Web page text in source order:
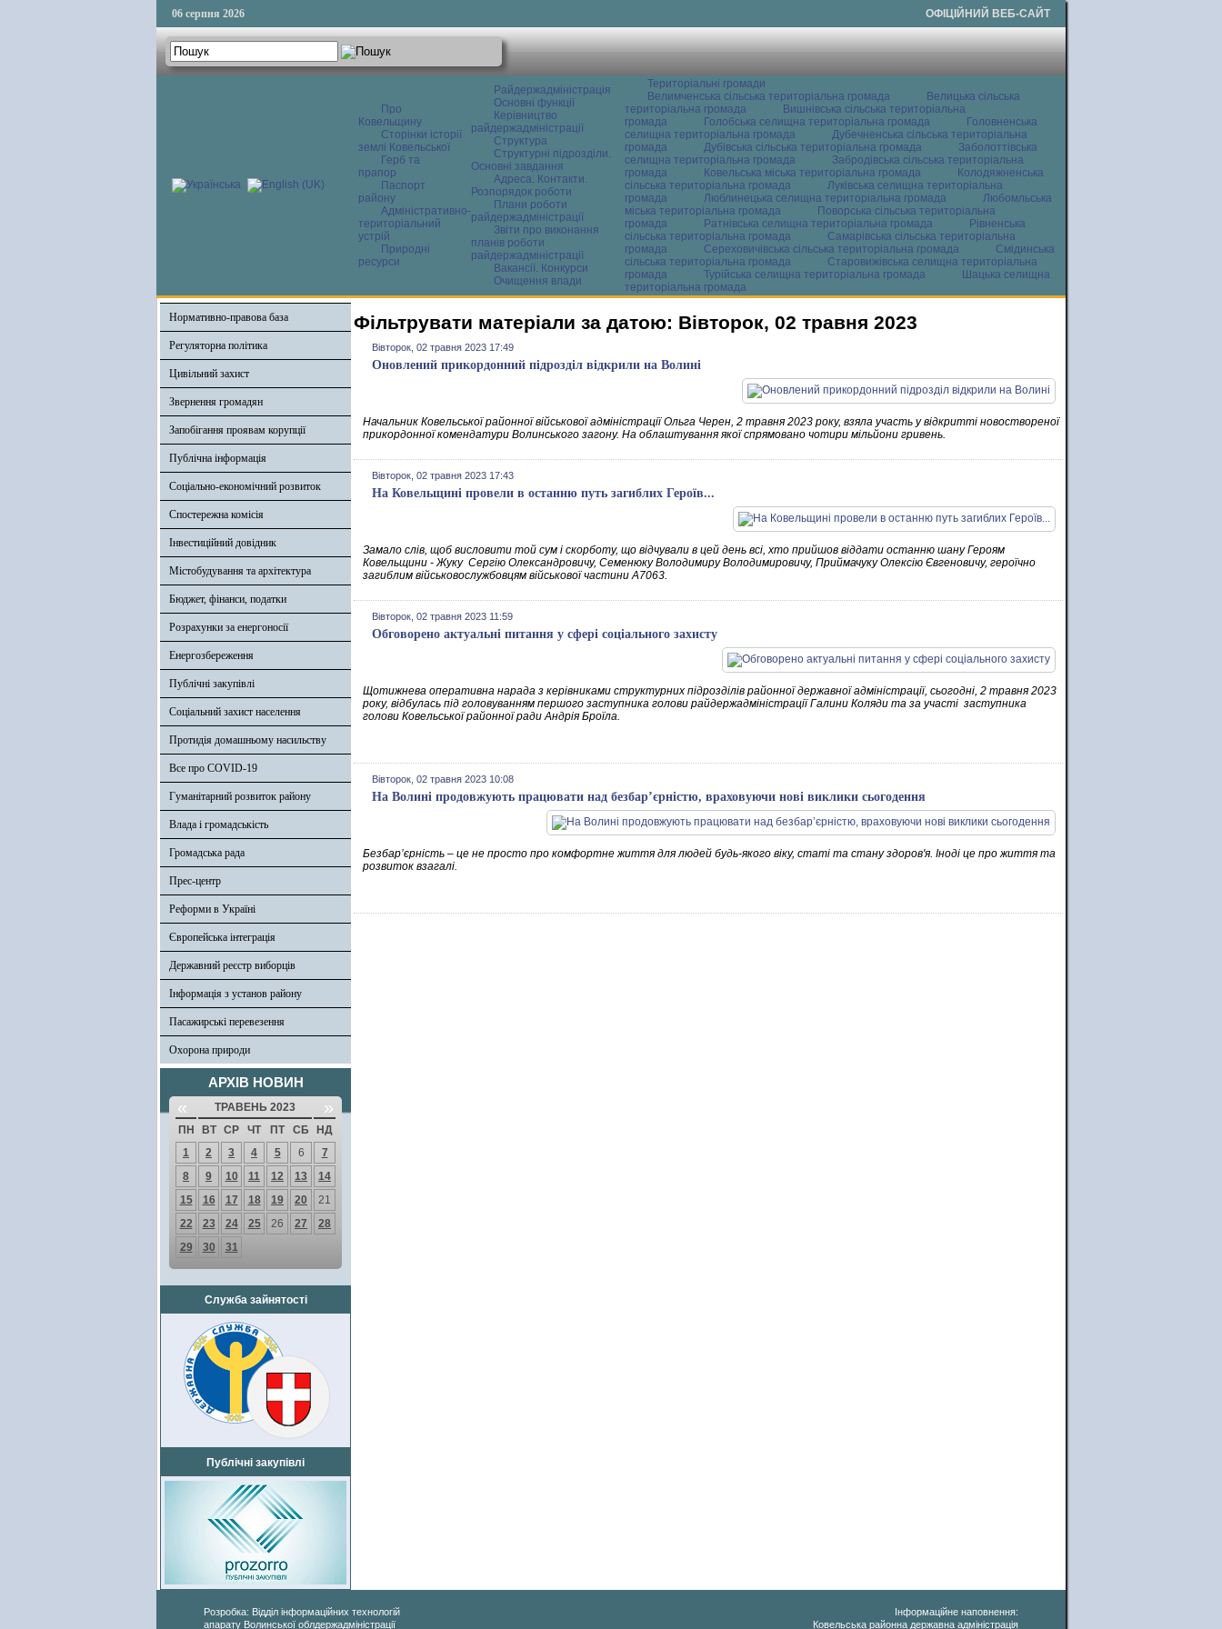
06 серпня 2026 ОФІЦІЙНИЙ ВЕБ-САЙТ
Про
Ковельщину
Сторінки історії
землі Ковельської
Герб та
прапор
Паспорт
району
Адміністративно-
територіальний
устрій
Природні
ресурси
Райдержадміністрація
Основні функції
Керівництво
райдержадміністрації
Структура
Структурні підрозділи.
Основні завдання
Адреса. Контакти.
Розпорядок роботи
Плани роботи
райдержадміністрації
Звіти про виконання
планів роботи
райдержадміністрації
Вакансії. Конкурси
Очищення влади
Територіальні громади
Велимченська сільська територіальна громада
Велицька сільська
територіальна громада
Вишнівська сільська територіальна
громада
Голобська селищна територіальна громада
Головненська
селищна територіальна громада
Дубечненська сільська територіальна
громада
Дубівська сільська територіальна громада
Заболоттівська
селищна територіальна громада
Забродівська сільська територіальна
громада
Ковельська міська територіальна громада
Колодяжненська
сільська територіальна громада
Луківська селищна територіальна
громада
Люблинецька селищна територіальна громада
Любомльська
міська територіальна громада
Поворська сільська територіальна
громада
Ратнівська селищна територіальна громада
Рівненська
сільська територіальна громада
Самарівська сільська територіальна
громада
Сереховичівська сільська територіальна громада
Смідинська
сільська територіальна громада
Старовижівська селищна територіальна
громада
Турійська селищна територіальна громада
Шацька селищна
територіальна громада
Нормативно-правова база
Регуляторна політика
Цивільний захист
Звернення громадян
Запобігання проявам корупції
Публічна інформація
Соціально-економічний розвиток
Спостережна комісія
Інвестиційний довідник
Містобудування та архітектура
Бюджет, фінанси, податки
Розрахунки за енергоносії
Енергозбереження
Публічні закупівлі
Соціальний захист населення
Протидія домашньому насильству
Все про COVID-19
Гуманітарний розвиток району
Влада і громадськість
Громадська рада
Прес-центр
Реформи в Україні
Європейська інтеграція
Державний реєстр виборців
Інформація з установ району
Пасажирські перевезення
Охорона природи
АРХІВ НОВИН
« ТРАВЕНЬ 2023 »
ПН ВТ СР ЧТ ПТ СБ
НД
1
2 3 4 5 6
7
8
9 10 11 12 13
14
15
16 17 18 19 20
21
22
23 24 25 26 27
28
29
30 31
Служба зайнятості
Публічні закупівлі
Фільтрувати матеріали за датою: Вівторок, 02 травня 2023
Вівторок, 02 травня 2023 17:49
Оновлений прикордонний підрозділ відкрили на Волині
Начальник Ковельської районної військової адміністрації Ольга Черен, 2 травня 2023 року, взяла участь у відкритті новоствореної
прикордонної комендатури Волинського загону. На облаштування якої спрямовано чотири мільйони гривень.
Вівторок, 02 травня 2023 17:43
На Ковельщині провели в останню путь загиблих Героїв...
Замало слів, щоб висловити той сум і скорботу, що відчували в цей день всі, хто прийшов віддати останню шану Героям
Ковельщини - Жуку Сергію Олександровичу, Семенюку Володимиру Володимировичу, Приймачуку Олексію Євгеновичу, героїчно
загиблим військовослужбовцям військової частини А7063.
Вівторок, 02 травня 2023 11:59
Обговорено актуальні питання у сфері соціального захисту
Щотижнева оперативна нарада з керівниками структурних підрозділів районної державної адміністрації, сьогодні, 2 травня 2023
року, відбулась під головуванням першого заступника голови райдержадміністрації Галини Коляди та за участі заступника
голови Ковельської районної ради Андрія Броїла.
Вівторок, 02 травня 2023 10:08
На Волині продовжують працювати над безбар’єрністю, враховуючи нові виклики сьогодення
Безбар’єрність – це не просто про комфортне життя для людей будь-якого віку, статі та стану здоров'я. Іноді це про життя та
розвиток взагалі.
Розробка: Відділ інформаційних технологій
апарату Волинської облдержадміністрації
Інформаційне наповнення:
Ковельська районна державна адміністрація